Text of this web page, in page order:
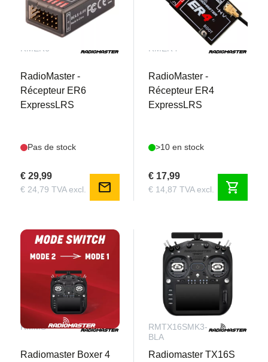
RMER6
RadioMaster -
Récepteur ER6
ExpressLRS
Pas de stock
€ 29,99
€ 24,79 TVA excl. mail
RMER4
RadioMaster -
Récepteur ER4
ExpressLRS
>10 en stock
€ 17,99
€ 14,87 TVA excl. shopping_cart
RMMS
Radiomaster Boxer 4
RMTX16SMK3-
BLA
Radiomaster TX16S